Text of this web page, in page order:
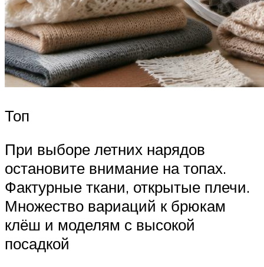
Топ
При выборе летних нарядов
остановите внимание на топах.
Фактурные ткани, открытые плечи.
Множество вариаций к брюкам
клёш и моделям с высокой
посадкой